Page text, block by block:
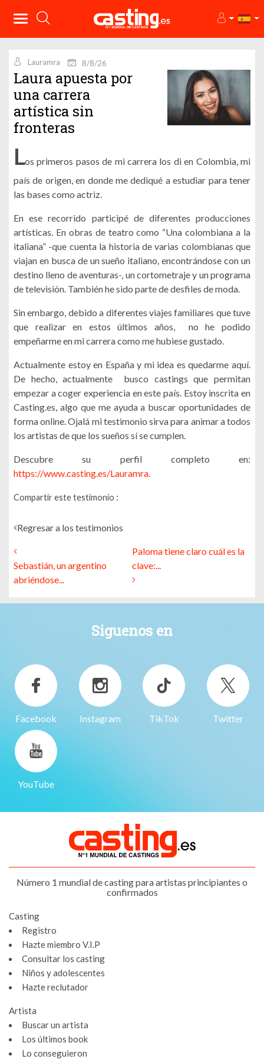
Lauramra 8/8/26
Laura apuesta por
una carrera
artística sin
fronteras
Los primeros pasos de mi carrera los di en Colombia, mi
país de origen, en donde me dediqué a estudiar para tener
las bases como actriz.
En ese recorrido participé de diferentes producciones
artísticas. En obras de teatro como “Una colombiana a la
italiana” -que cuenta la historia de varias colombianas que
viajan en busca de un sueño italiano, encontrándose con un
destino lleno de aventuras-, un cortometraje y un programa
de televisión. También he sido parte de desfiles de moda.
Sin embargo, debido a diferentes viajes familiares que tuve
que realizar en estos últimos años, no he podido
empeñarme en mi carrera como me hubiese gustado.
Actualmente estoy en España y mi idea es quedarme aquí.
De hecho, actualmente busco castings que permitan
empezar a coger experiencia en este país. Estoy inscrita en
Casting.es, algo que me ayuda a buscar oportunidades de
forma online. Ojalá mi testimonio sirva para animar a todos
los artistas de que los sueños sí se cumplen.
Descubre su perfil completo en:
https://www.casting.es/Lauramra.
Compartir este testimonio :
Regresar a los testimonios
Sebastián, un argentino
abriéndose...
Paloma tiene claro cuál es la
clave:...
Siguenos en
Facebook Instagram TikTok Twitter
YouTube
Número 1 mundial de casting para artistas principiantes o
confirmados
Casting
Registro
Hazte miembro V.I.P
Consultar los casting
Niños y adolescentes
Hazte reclutador
Artista
Buscar un artista
Los últimos book
Lo conseguieron